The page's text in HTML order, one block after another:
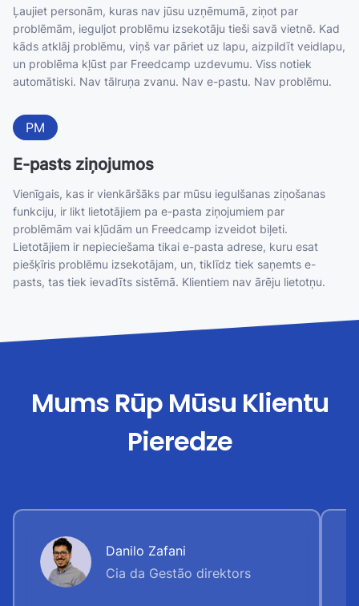
Ļaujiet personām, kuras nav jūsu uzņēmumā, ziņot par
problēmām, ieguljot problēmu izsekotāju tieši savā vietnē. Kad
kāds atklāj problēmu, viņš var pāriet uz lapu, aizpildīt veidlapu,
un problēma kļūst par Freedcamp uzdevumu. Viss notiek
automātiski. Nav tālruņa zvanu. Nav e-pastu. Nav problēmu.
PM
E-pasts ziņojumos
Vienīgais, kas ir vienkāršāks par mūsu iegulšanas ziņošanas
funkciju, ir likt lietotājiem pa e-pasta ziņojumiem par
problēmām vai kļūdām un Freedcamp izveidot biļeti.
Lietotājiem ir nepieciešama tikai e-pasta adrese, kuru esat
piešķīris problēmu izsekotājam, un, tiklīdz tiek saņemts e-
pasts, tas tiek ievadīts sistēmā. Klientiem nav ārēju lietotņu.
Mums Rūp Mūsu Klientu
Pieredze
Danilo Zafani
Cia da Gestão direktors